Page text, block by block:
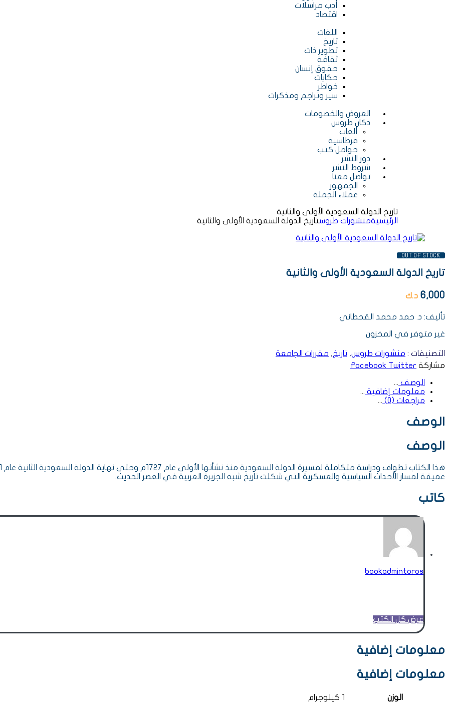
أدب مراسلات
اقتصاد
اللغات
تاريخ
تطوير ذات
ثقافة
حقوق إنسان
حكايات
خواطر
سير وتراجم ومذكرات
العروض والخصومات
دكان طروس
ألعاب
قرطاسية
حوامل كتب
دور النشر
شروط النشر
تواصل معنا
الجمهور
عملاء الجملة
تاريخ الدولة السعودية الأولى والثانية
الرئيسيةمنشورات طروستاريخ الدولة السعودية الأولى والثانية
OUT OF STOCK
تاريخ الدولة السعودية الأولى والثانية
6,000 د.ك
تأليف: د. حمد محمد القحطاني
غير متوفر في المخزون
التصنيفات : منشورات طروس, تاريخ, مقررات الجامعة
مشاركة
Facebook Twitter
الوصف
معلومات إضافية
مراجعات (0)
الوصف
الوصف
عميقة لمسار الأحداث السياسية والعسكرية التي شكلت تاريخ شبه الجزيرة العربية في العصر الحديث.
كاتب
bookadmintoros
عرض كل الكتب
معلومات إضافية
معلومات إضافية
الوزن 1 كيلوجرام